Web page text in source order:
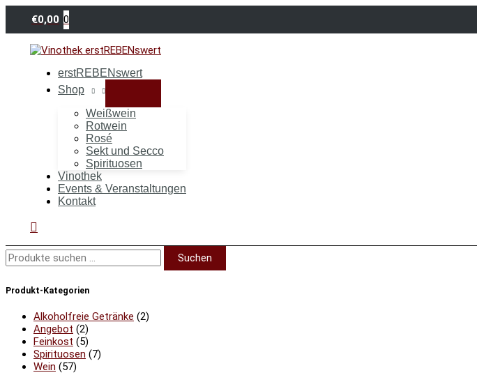
Zum
springen
€0,00 0
erstREBENswert
Shop
Weißwein
Rotwein
Rosé
Sekt und Secco
Spirituosen
Vinothek
Events & Veranstaltungen
Kontakt
Suchen
Suchen
Suchen
Produkt-Kategorien
Alkoholfreie Getränke (2)
Angebot (2)
Feinkost (5)
Spirituosen (7)
Wein (57)